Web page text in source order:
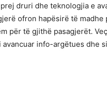
druri dhe teknologjia e
ofron hapësirë ​​të madhe
për të gjithë pasagjerët.
info-argëtues dhe